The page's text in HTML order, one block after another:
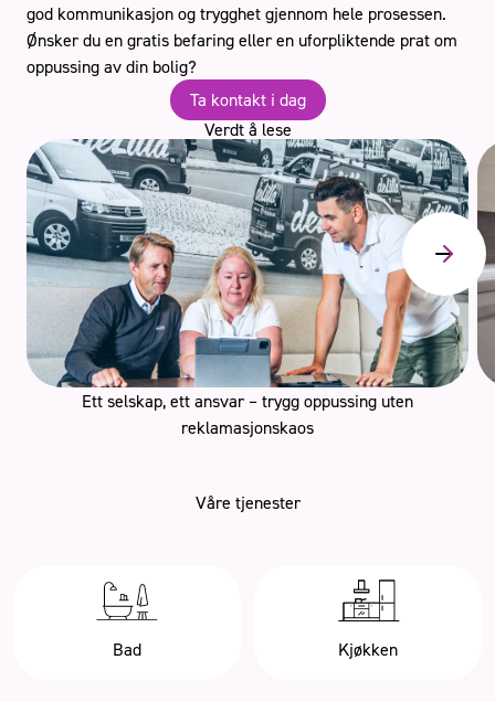
god kommunikasjon og trygghet gjennom hele prosessen.
Ønsker du en gratis befaring eller en uforpliktende prat om
oppussing av din bolig?
Ta kontakt i dag
Verdt å lese
Ett selskap, ett ansvar – trygg oppussing uten
reklamasjonskaos
Våre tjenester
Bad Kjøkken